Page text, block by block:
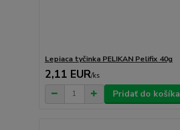
Lepiaca tyčinka PELIKAN Pelifix 40g
2,11 EUR/ks
Pridať do košíka